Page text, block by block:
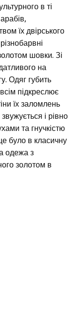
в ті
їх двірського
шовки. Зі
на
Одяг губить
підкреслює
їх заломлень
і рівно
та гнучкістю
було в класичну
одежа з
золотом в